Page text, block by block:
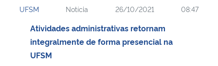
UFSM Notícia 26/10/2021 08:47
Atividades administrativas retornam
integralmente de forma presencial na
UFSM